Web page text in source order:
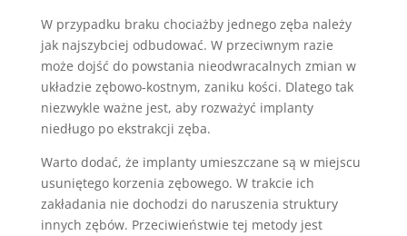
W przypadku braku chociażby jednego zęba należy
jak najszybciej odbudować. W przeciwnym razie
może dojść do powstania nieodwracalnych zmian w
układzie zębowo-kostnym, zaniku kości. Dlatego tak
niezwykle ważne jest, aby rozważyć implanty
niedługo po ekstrakcji zęba.
Warto dodać, że implanty umieszczane są w miejscu
usuniętego korzenia zębowego. W trakcie ich
zakładania nie dochodzi do naruszenia struktury
innych zębów. Przeciwieństwie tej metody jest